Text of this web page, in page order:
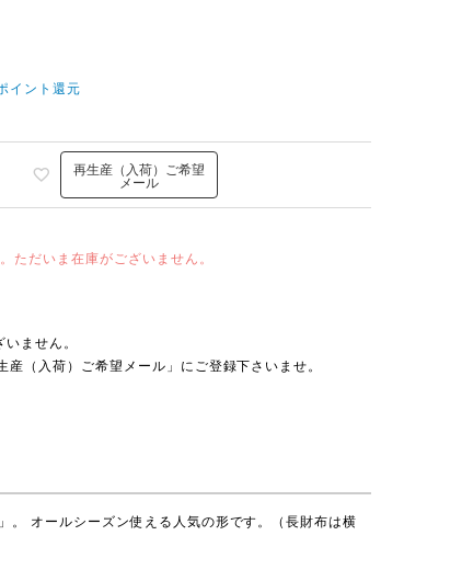
イント還元
再生産（入荷）ご希望
メール
ただいま在庫がございません。
ません。
（入荷）ご希望メール」にご登録下さいませ。
。 オールシーズン使える人気の形です。（長財布は横